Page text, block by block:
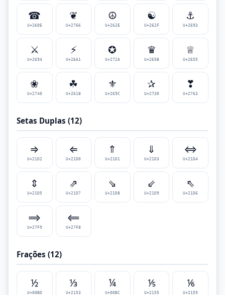
☎
U+260E
❦
U+2766
☮
U+262E
☯
U+262F
⚓
U+2693
⚔
U+2694
⚡
U+26A1
✪
U+272A
♛
U+265B
♕
U+2655
❀
U+2740
☘
U+2618
⚜
U+269C
✰
U+2730
❣
U+2763
Setas Duplas (12)
⇒
U+21D2
⇐
U+21D0
⇑
U+21D1
⇓
U+21D3
⇔
U+21D4
⇕
U+21D5
⇗
U+21D7
⇘
U+21D8
⇙
U+21D9
⇖
U+21D6
⟹
U+27F9
⟸
U+27F8
Frações (12)
½
U+00BD
⅓
U+2153
¼
U+00BC
⅕
U+2155
⅙
U+2159